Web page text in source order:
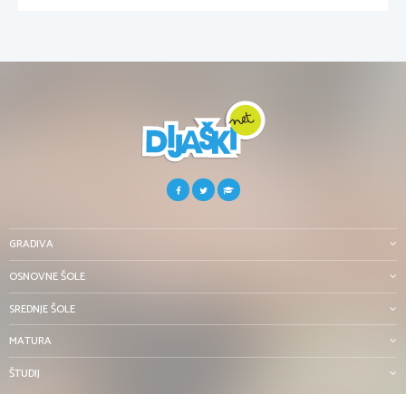
GRADIVA
OSNOVNE ŠOLE
SREDNJE ŠOLE
MATURA
ŠTUDIJ